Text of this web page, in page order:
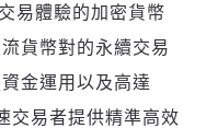
易體驗的加密貨幣
貨幣對的永續交易
金運用以及高達
易者提供精準高效